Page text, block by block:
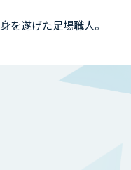
を遂げた足場職人。